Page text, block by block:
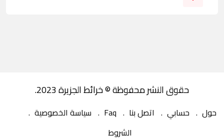
حقوق النشر محفوظة © خرائط الجزيرة 2023.
حول حسابي اتصل بنا Faq
سياسة الخصوصية
الشروط